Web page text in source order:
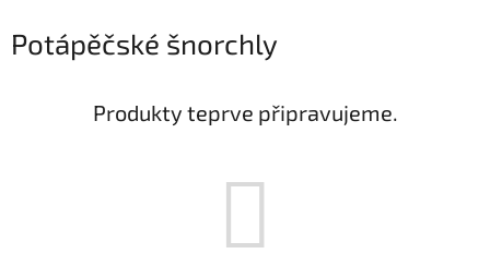
Potápěčské šnorchly
Produkty teprve připravujeme.